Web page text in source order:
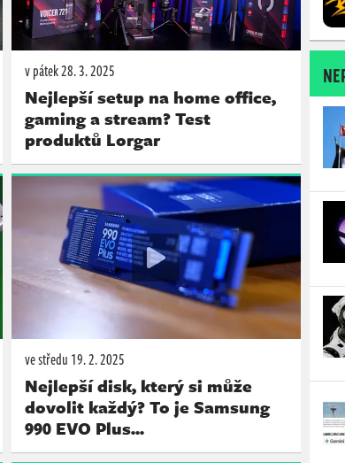
v pátek28. 3. 2025
Nejlepší setup na home office,
gaming a stream? Test
produktů Lorgar
ve středu 19. 2. 2025
Nejlepší disk, který si může
dovolit každý? To je Samsung
990 EVO Plus...